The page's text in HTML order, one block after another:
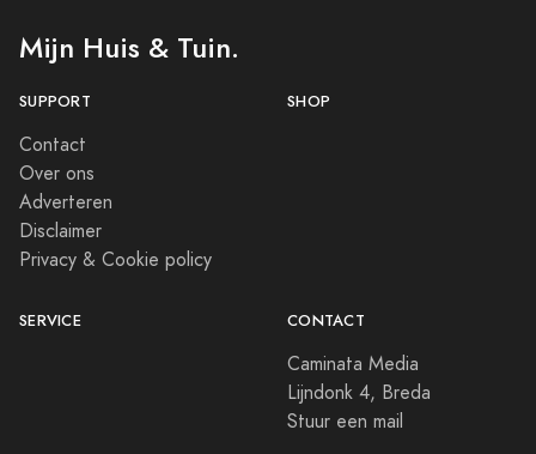
Mijn Huis & Tuin.
SUPPORT
Contact
Over ons
Adverteren
Disclaimer
Privacy & Cookie policy
SHOP
SERVICE CONTACT
Caminata Media
Lijndonk 4, Breda
Stuur een mail